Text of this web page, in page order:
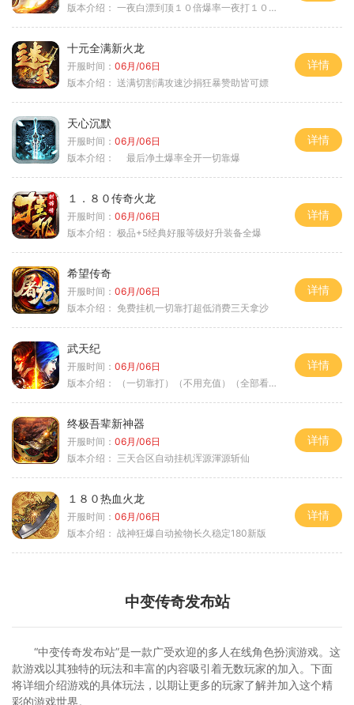
版本介绍： 一夜白漂到顶１０倍爆率一夜打１０００充
十元全满新火龙
开服时间： 06月/06日
版本介绍： 送满切割满攻速沙捐狂暴赞助皆可嫖
详情
天心沉默
开服时间： 06月/06日
版本介绍：
最后净土爆率全开一切靠爆
详情
１．８０传奇火龙
开服时间： 06月/06日
版本介绍： 极品+5经典好服等级好升装备全爆
详情
希望传奇
开服时间： 06月/06日
版本介绍： 免费挂机一切靠打超低消费三天拿沙
详情
武天纪
开服时间： 06月/06日
版本介绍：
（一切靠打）（不用充值）（全部看脸）
详情
终极吾辈新神器
开服时间： 06月/06日
版本介绍： 三天合区自动挂机浑源渾源斩仙
详情
１８０热血火龙
开服时间： 06月/06日
版本介绍： 战神狂爆自动捡物长久稳定180新版
详情
中变传奇发布站
“中变传奇发布站”是一款广受欢迎的多人在线角色扮演游戏。这
款游戏以其独特的玩法和丰富的内容吸引着无数玩家的加入。下面
将详细介绍游戏的具体玩法，以期让更多的玩家了解并加入这个精
彩的游戏世界。